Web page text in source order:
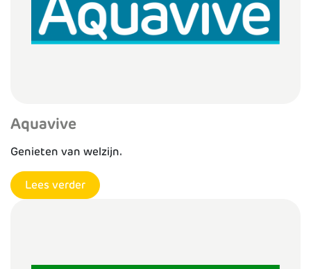
Aquavive
Genieten van welzijn.
Lees verder